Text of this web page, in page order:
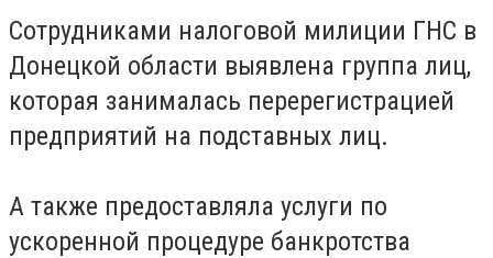
Сотрудниками налоговой милиции ГНС в
Донецкой области выявлена группа лиц,
которая занималась перерегистрацией
предприятий на подставных лиц.
А также предоставляла услуги по
ускоренной процедуре банкротства